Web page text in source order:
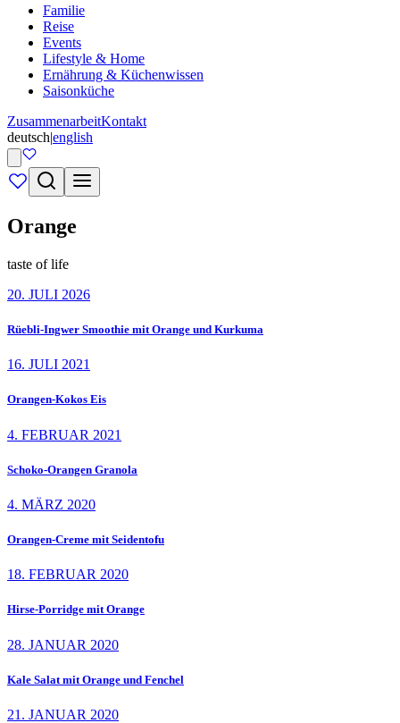
Familie
Reise
Events
Lifestyle & Home
Ernährung & Küchenwissen
Saisonküche
ZusammenarbeitKontakt
deutsch|english
Orange
taste of life
20. JULI 2026
Rüebli-Ingwer Smoothie mit Orange und Kurkuma
16. JULI 2021
Orangen-Kokos Eis
4. FEBRUAR 2021
Schoko-Orangen Granola
4. MÄRZ 2020
Orangen-Creme mit Seidentofu
18. FEBRUAR 2020
Hirse-Porridge mit Orange
28. JANUAR 2020
Kale Salat mit Orange und Fenchel
21. JANUAR 2020